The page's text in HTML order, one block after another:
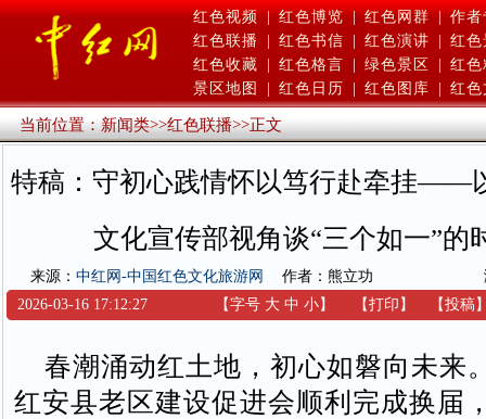
红色视频 | 红色博览 | 红色网群 | 作者
红色联播
红色书信 红色演讲
红色
红色收藏
红色格言 绿色景区
红色
景区地图
红色日历 红色图库 红色
当前位置：新闻类>>红色联播>>正文
特稿：守初心践情怀以笃行赴牵挂——
文化宣传部视角谈“三个如一”的
来源： 中红网-中国红色文化旅游网 作者：熊立功
2026-03-16 17:12:27
【字号 大 中 小】 【打印 】 【投稿
春潮涌动红土地，初心如磐向未来
红安县老区建设促进会顺利完成换届